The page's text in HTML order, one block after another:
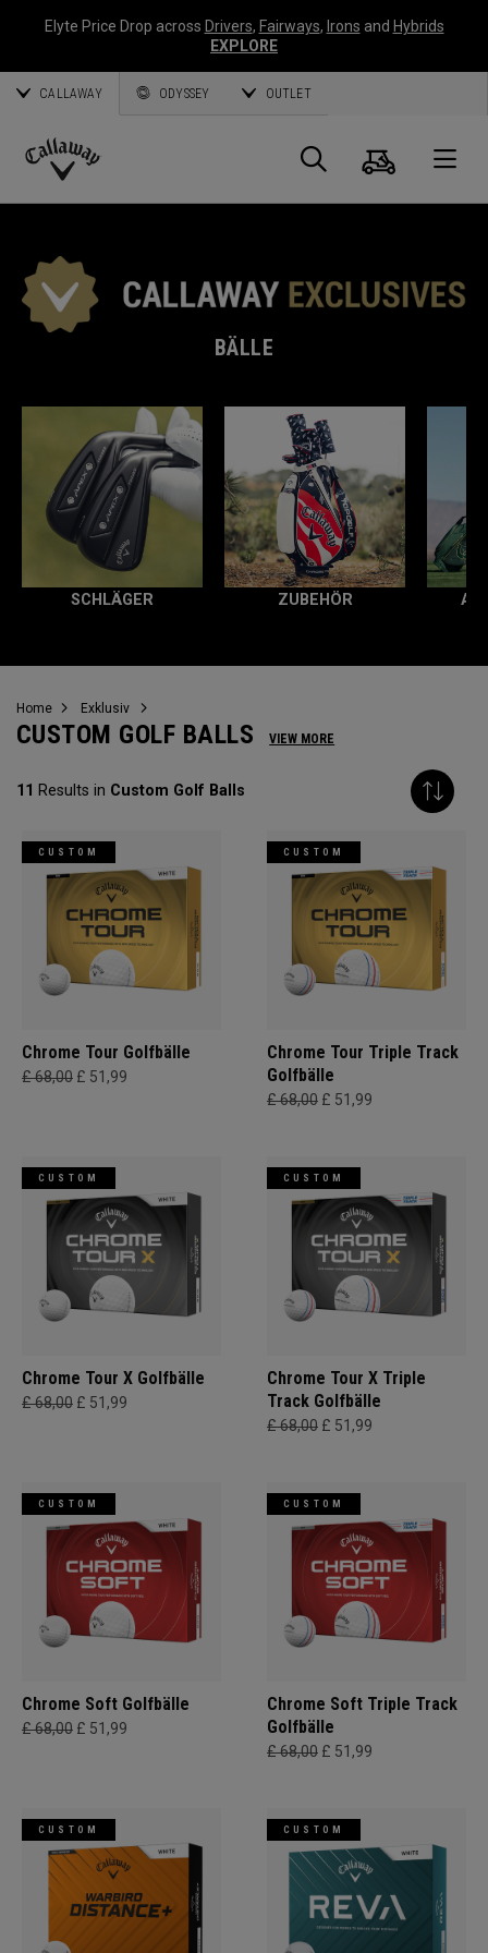
Elyte Price Drop across Drivers, Fairways, Irons and Hybrids
EXPLORE
CALLAWAY ODYSSEY OUTLET
Callaway
Suche
BÄLLE
SCHLÄGER ZUBEHÖR
Home Exklusiv
CUSTOM GOLF BALLS VIEW MORE
11 Results in Custom Golf Balls
CUSTOM
Chrome Tour Golfbälle
£ 68,00 £ 51,99
CUSTOM
Chrome Tour Triple Track
Golfbälle
£ 68,00 £ 51,99
CUSTOM
Chrome Tour X Golfbälle
£ 68,00 £ 51,99
CUSTOM
Chrome Tour X Triple
Track Golfbälle
£ 68,00 £ 51,99
CUSTOM
Chrome Soft Golfbälle
£ 68,00 £ 51,99
CUSTOM
Chrome Soft Triple Track
Golfbälle
£ 68,00 £ 51,99
CUSTOM CUSTOM